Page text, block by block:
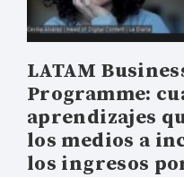
LATAM
Programme:
aprendizajes
los medios a
los ingresos